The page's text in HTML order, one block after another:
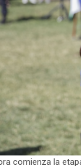
comienza la